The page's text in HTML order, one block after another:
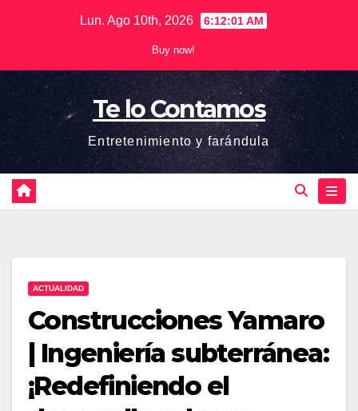
Lun. Ago 10th, 2026 6:12:02 AM
Buy now!
Te lo Contamos
Entretenimiento y farándula
ACTUALIDAD
Construcciones Yamaro
| Ingeniería subterránea:
¡Redefiniendo el